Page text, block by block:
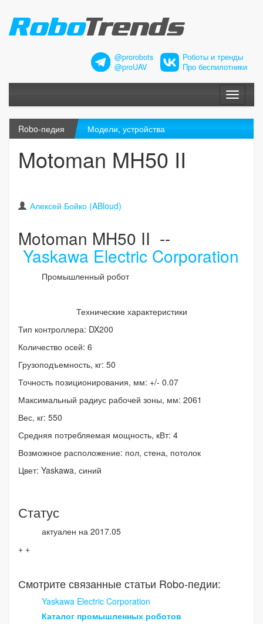
@prorobots
@proUAV
Роботы и тренды
Про беспилотники
Меню
Robo-педия Модели, устройства
Motoman MH50 II
Алексей Бойко (ABloud)
Motoman MH50 II --
Yaskawa Electric Corporation
Промышленный робот
Технические характеристики
Тип контроллера: DX200
Количество осей: 6
Грузоподъемность, кг: 50
Точность позиционирования, мм: +/- 0.07
Максимальный радиус рабочей зоны, мм: 2061
Вес, кг: 550
Средняя потребляемая мощность, кВт: 4
Возможное расположение: пол, стена, потолок
Цвет: Yaskawa, синий
Статус
актуален на 2017.05
+ +
Смотрите связанные статьи Robo-педии:
Yaskawa Electric Corporation
Каталог промышленных роботов